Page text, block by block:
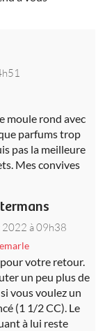
moule rond avec
parfums trop
pas la meilleure
Mes convives
2022 à 09h38
votre retour.
un peu plus de
vous voulez un
(1 1/2 CC). Le
à lui reste